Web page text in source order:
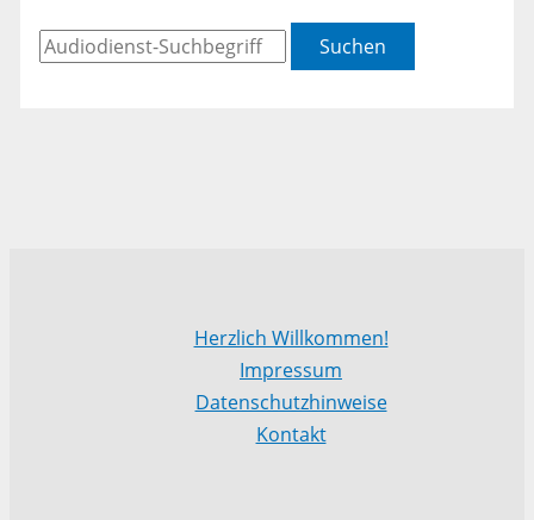
Suchen
Herzlich Willkommen!
Impressum
Datenschutzhinweise
Kontakt